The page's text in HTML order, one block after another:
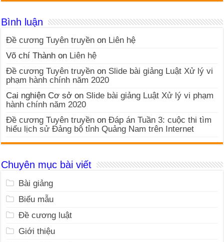
Bình luận
Đề cương Tuyên truyền on Liên hệ
Võ chí Thành on Liên hệ
Đề cương Tuyên truyền on Slide bài giảng Luật Xử lý vi
phạm hành chính năm 2020
Cai nghiện Cơ sở on Slide bài giảng Luật Xử lý vi phạm
hành chính năm 2020
Đề cương Tuyên truyền onĐáp án Tuần 3: cuộc thi tìm
hiểu lịch sử Đảng bộ tỉnh Quảng Nam trên Internet
Chuyên mục bài viết
Bài giảng
Biểu mẫu
Đề cương luật
Giới thiệu